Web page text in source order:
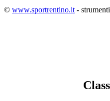
© www.sportrentino.it -